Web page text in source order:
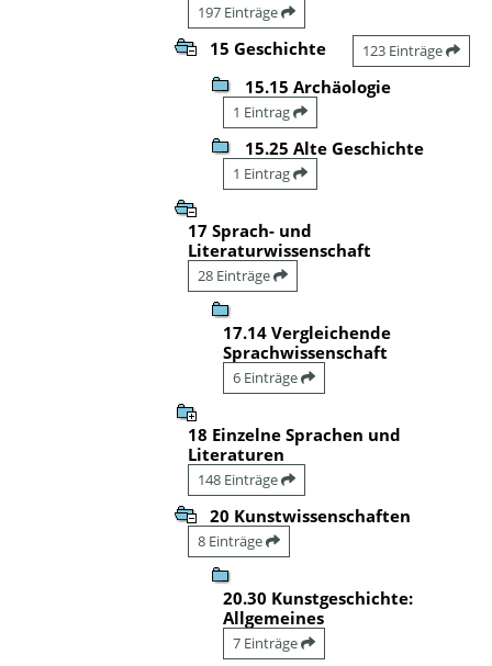
197 Einträge
15 Geschichte 123 Einträge
15.15 Archäologie
1 Eintrag
15.25 Alte Geschichte
1 Eintrag
17 Sprach- und
Literaturwissenschaft
28 Einträge
17.14 Vergleichende
Sprachwissenschaft
6 Einträge
18 Einzelne Sprachen und
Literaturen
148 Einträge
20 Kunstwissenschaften
8 Einträge
20.30 Kunstgeschichte:
Allgemeines
7 Einträge